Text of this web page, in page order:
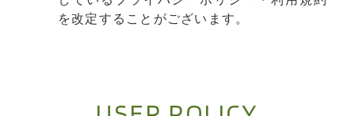
を改定することがございます。